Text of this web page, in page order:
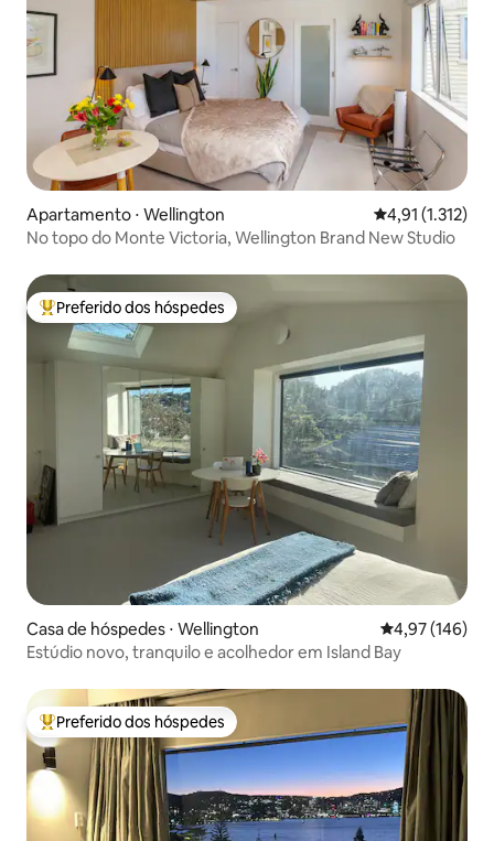
Apartamento ⋅ Wellington 4,91 de uma
4,91 (1.312)
No topo do Monte Victoria, Wellington Brand New Studio
Entre os melhores preferidos dos hóspedes
Preferido dos hóspedes
Casa de hóspedes ⋅ Wellington 4,97 de uma
4,97 (146)
Estúdio novo, tranquilo e acolhedor em Island Bay
Entre os melhores preferidos dos hóspedes
Preferido dos hóspedes